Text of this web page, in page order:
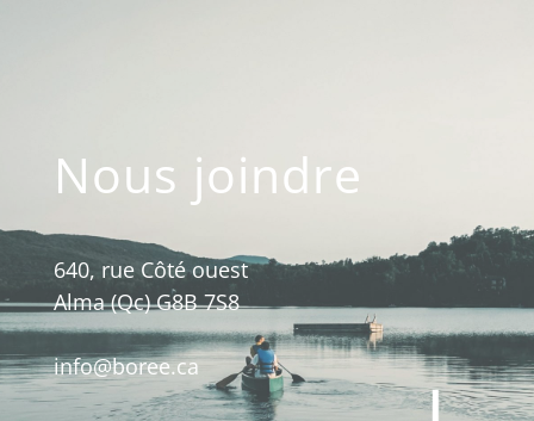
Nous joindre
640, rue Côté ouest
Alma (Qc) G8B 7S8
info@boree.ca